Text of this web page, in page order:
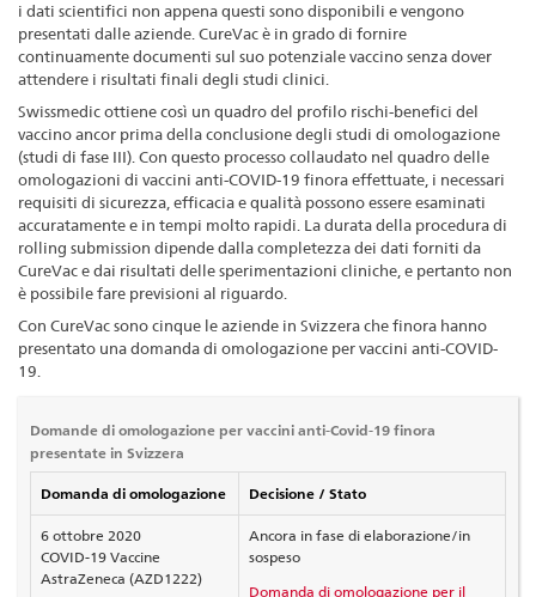
i dati scientifici non appena questi sono disponibili e vengono
presentati dalle aziende. CureVac è in grado di fornire
continuamente documenti sul suo potenziale vaccino senza dover
attendere i risultati finali degli studi clinici.
Swissmedic ottiene così un quadro del profilo rischi-benefici del
vaccino ancor prima della conclusione degli studi di omologazione
(studi di fase III). Con questo processo collaudato nel quadro delle
omologazioni di vaccini anti-COVID-19 finora effettuate, i necessari
requisiti di sicurezza, efficacia e qualità possono essere esaminati
accuratamente e in tempi molto rapidi. La durata della procedura di
rolling submission dipende dalla completezza dei dati forniti da
CureVac e dai risultati delle sperimentazioni cliniche, e pertanto non
è possibile fare previsioni al riguardo.
Con CureVac sono cinque le aziende in Svizzera che finora hanno
presentato una domanda di omologazione per vaccini anti-COVID-
19.
Domande di omologazione per vaccini anti-Covid-19 finora
presentate in Svizzera
Domanda di omologazione Decisione / Stato
6 ottobre 2020
COVID-19 Vaccine
AstraZeneca (AZD1222)
Ancora in fase di elaborazione/in
sospeso
Domanda di omologazione per il